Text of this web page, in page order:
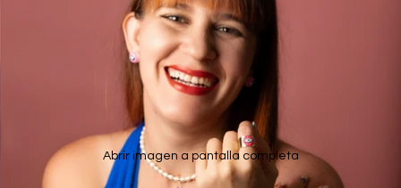
Abrir imagen a pantalla completa